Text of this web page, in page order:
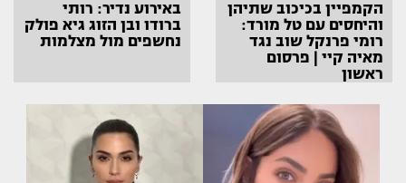
הקמפיין בכיכוב שתיהן
והיחסים עם טל מורד:
רומי פרנקל שוב נגד
מאיה קיי | פרסום
ראשון
באירוע נדיר: רותי
ברודו ובן הזוג גיא פולק
נחשפים מול מצלמות